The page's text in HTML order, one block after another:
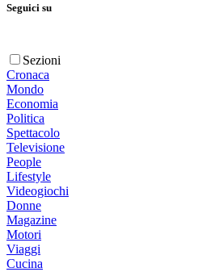
Seguici su
Sezioni
Cronaca
Mondo
Economia
Politica
Spettacolo
Televisione
People
Lifestyle
Videogiochi
Donne
Magazine
Motori
Viaggi
Cucina